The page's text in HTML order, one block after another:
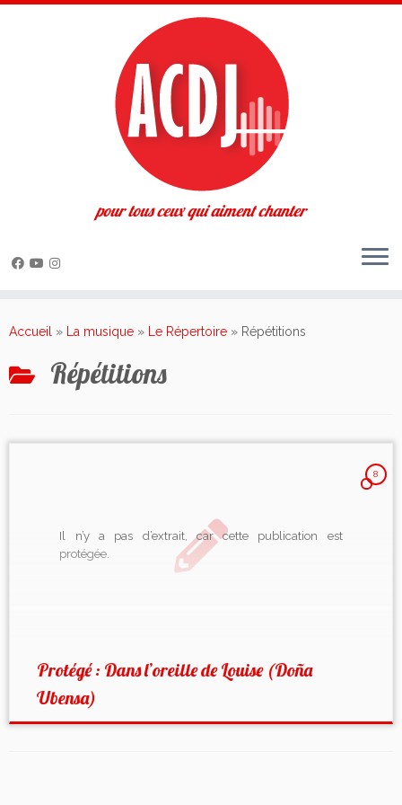
au
pour tous ceux qui aiment chanter
Accueil » La musique » Le Répertoire » Répétitions
Répétitions
8
Il n’y a pas d’extrait, car cette publication est
protégée.
Protégé : Dans l’oreille de Louise (Doña
Ubensa)